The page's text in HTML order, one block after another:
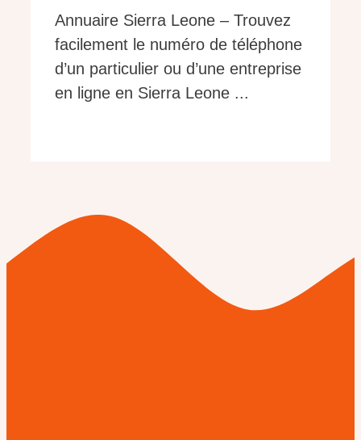
Annuaire Sierra Leone – Trouvez
facilement le numéro de téléphone
d’un particulier ou d’une entreprise
en ligne en Sierra Leone ...